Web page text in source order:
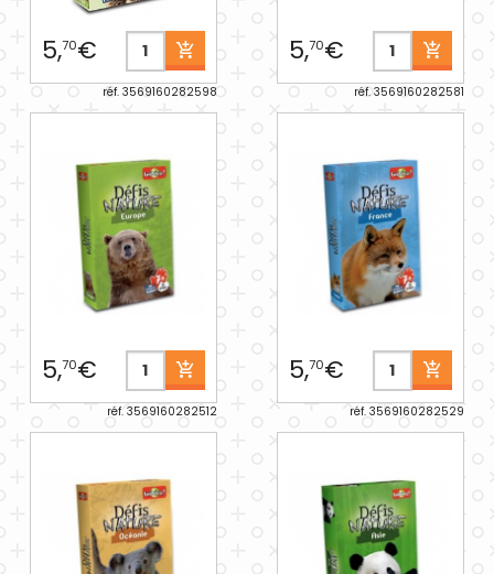
5,70€
réf. 3569160282598
5,70€
réf. 3569160282581
5,70€
réf. 3569160282512
5,70€
réf. 3569160282529